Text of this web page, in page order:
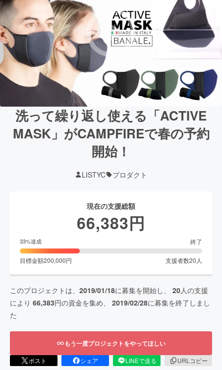
洗って繰り返し使える「ACTIVE
MASK」がCAMPFIREで春の予約
開始！
LISTYC プロダクト
現在の支援総額
66,383円
33%達成 終了
目標金額200,000円 支援者数20 人
このプロジェクトは、 2019/01/18に募集を開始し、 20人の支援
により 66,383円の資金を集め、 2019/02/28に募集を終了しまし
た
もう一度プロジェクトをやってほしい
ポスト シェア LINEで送る
URLコピー